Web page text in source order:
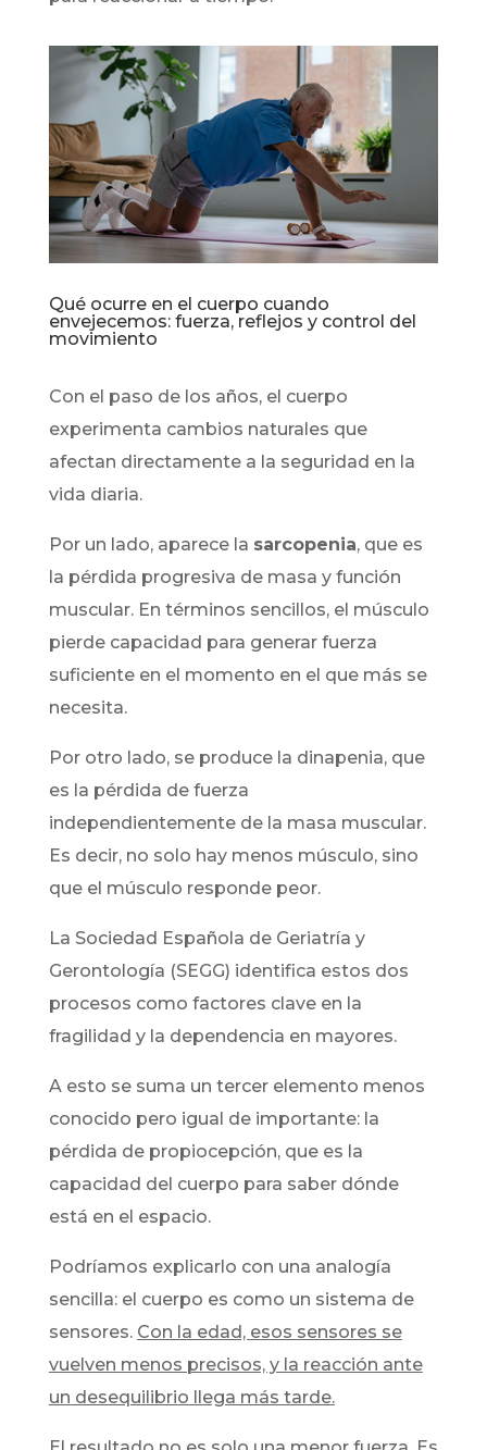
Qué ocurre en el cuerpo cuando
envejecemos: fuerza, reflejos y control del
movimiento
Con el paso de los años, el cuerpo
experimenta cambios naturales que
afectan directamente a la seguridad en la
vida diaria.
Por un lado, aparece la sarcopenia, que es
la pérdida progresiva de masa y función
muscular. En términos sencillos, el músculo
pierde capacidad para generar fuerza
suficiente en el momento en el que más se
necesita.
Por otro lado, se produce la dinapenia, que
es la pérdida de fuerza
independientemente de la masa muscular.
Es decir, no solo hay menos músculo, sino
que el músculo responde peor.
La Sociedad Española de Geriatría y
Gerontología (SEGG) identifica estos dos
procesos como factores clave en la
fragilidad y la dependencia en mayores.
A esto se suma un tercer elemento menos
conocido pero igual de importante: la
pérdida de propiocepción, que es la
capacidad del cuerpo para saber dónde
está en el espacio.
Podríamos explicarlo con una analogía
sencilla: el cuerpo es como un sistema de
sensores. Con la edad, esos sensores se
vuelven menos precisos, y la reacción ante
un desequilibrio llega más tarde.